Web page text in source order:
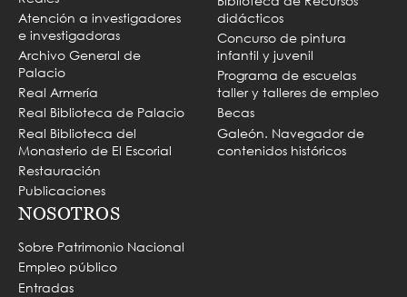
Atención a investigadores
e investigadoras
Archivo General de
Palacio
Real Armería
Real Biblioteca de Palacio
Real Biblioteca del
Monasterio de El Escorial
Restauración
Publicaciones
didácticos
Concurso de pintura
infantil y juvenil
Programa de escuelas
taller y talleres de empleo
Becas
Galeón. Navegador de
contenidos históricos
NOSOTROS
Sobre Patrimonio Nacional
Empleo público
Entradas